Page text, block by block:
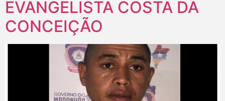
EVANGELISTA COSTA DA
CONCEIÇÃO